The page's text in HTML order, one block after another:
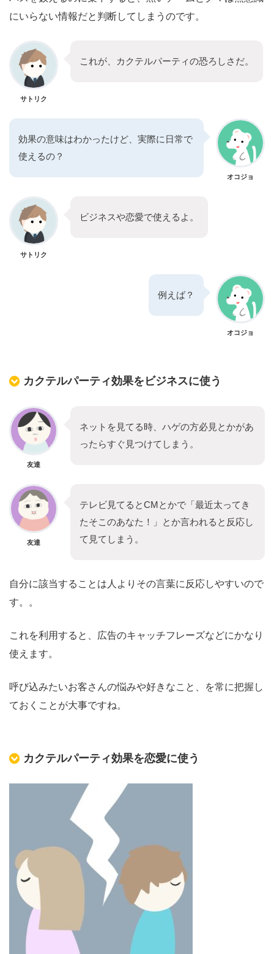
にいらない情報だと判断してしまうのです。
サトリク
これが、カクテルパーティの恐ろしさだ。
効果の意味はわかったけど、実際に日常で
使えるの？
オコジョ
サトリク
ビジネスや恋愛で使えるよ。
例えば？
オコジョ
カクテルパーティ効果をビジネスに使う
友達
ネットを見てる時、ハゲの方必見とかがあ
ったらすぐ見つけてしまう。
友達
テレビ見てるとCMとかで「最近太ってき
たそこのあなた！」とか言われると反応し
て見てしまう。
自分に該当することは人よりその言葉に反応しやすいので
す。。
これを利用すると、広告のキャッチフレーズなどにかなり
使えます。
呼び込みたいお客さんの悩みや好きなこと、を常に把握し
ておくことが大事ですね。
カクテルパーティ効果を恋愛に使う